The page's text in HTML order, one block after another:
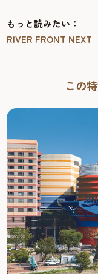
もっと読みたい：
RIVER FRONT
この